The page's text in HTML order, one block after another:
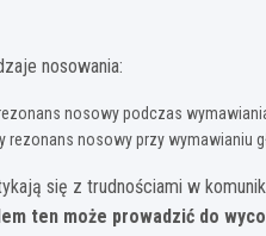
nosowania:
nosowy podczas
rezonans nosowy przy wymawianiu
się z trudnościami w
ten może prowadzić do